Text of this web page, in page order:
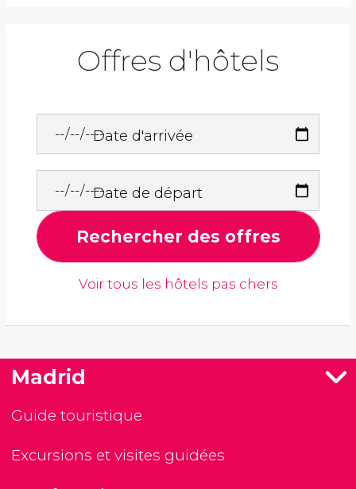
Offres d'hôtels
Date d'arrivée
Date de départ
Rechercher des offres
Voir tous les hôtels pas chers
Madrid
Guide touristique
Excursions et visites guidées